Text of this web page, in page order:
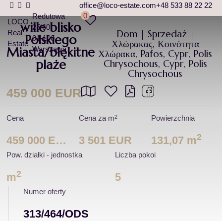
LOCO
Real
Estate
Redutowa
25/60
01-106
Warszawa
office@loco-estate.com+48 533 88 22 22
0
wille blisko
Polskiego
Miasta/błękitne
plaże
Dom | Sprzedaż |
Χλώρακας, Κοινότητα
Χλώρακα, Pafos, Cypr, Polis
Chrysochous, Cypr, Polis
Chrysochous
459 000 EUR
Cena
459 000 EUR
Cena za m2
3 501 EUR
Powierzchnia
131,07 m2
Pow. działki - jednostka
m2
Liczba pokoi
5
Numer oferty
313/464/ODS